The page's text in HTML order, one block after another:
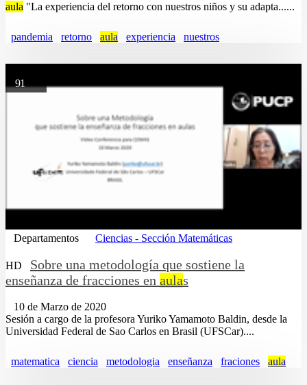
aula "La experiencia del retorno con nuestros niños y su adapta......
pandemia retorno aula experiencia nuestros
91
Departamentos Ciencias - Sección Matemáticas
HD
Sobre una metodología que sostiene la
enseñanza de fracciones en aulas
10 de Marzo de 2020
Sesión a cargo de la profesora Yuriko Yamamoto Baldin, desde la
Universidad Federal de Sao Carlos en Brasil (UFSCar)....
matematica ciencia metodologia enseñanza fraciones aula